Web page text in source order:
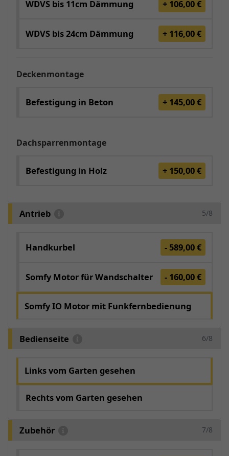
WDVS bis 11cm Dämmung + 106,00 €
WDVS bis 24cm Dämmung + 116,00 €
Deckenmontage
Befestigung in Beton + 145,00 €
Dachsparrenmontage
Befestigung in Holz + 150,00 €
Antrieb 5/8
Handkurbel - 589,00 €
Somfy Motor für Wandschalter - 160,00 €
Somfy IO Motor mit Funkfernbedienung
Bedienseite 6/8
Links vom Garten gesehen
Rechts vom Garten gesehen
Zubehör 7/8